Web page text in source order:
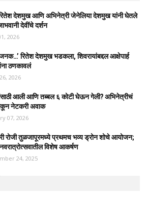
देशमुख आणि अभिनेत्री जेनेलिया देशमुख यांनी घेतले
देवींचे दर्शन
2026
रितेश देशमुख भडकला, शिवरायांबद्दल आक्षेपार्ह
ठणकावलं
2026
आली आणि तब्बल ६ कोटी घेऊन गेली? अभिनेत्रीचं
नेटकरी अवाक
07, 2026
रोजी तुळजापूरमध्ये प्रथमच भव्य ड्रोन शोचे आयोजन;
विशेष आकर्षण
24, 2025